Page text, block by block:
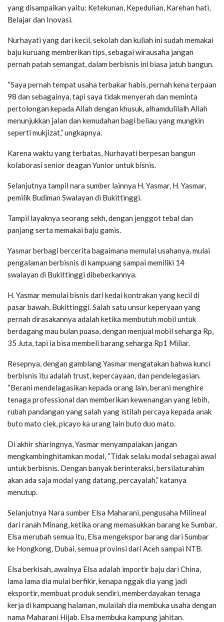
yang disampaikan yaitu: Ketekunan, Kepedulian, Karehan hati,
Belajar dan Inovasi.
Nurhayati yang dari kecil, sekolah dan kuliah ini sudah memakai
baju kuruang memberikan tips, sebagai wirausaha jangan
pernah patah semangat, dalam berbisnis ini biasa jatuh bangun.
“Saya pernah tempat usaha terbakar habis, pernah kena terpaan
98 dan sebagainya, tapi saya tidak menyerah dan meminta
pertolongan kepada Allah dengan khusuk, alhamdulilalh Allah
menunjukkan jalan dan kemudahan bagi beliau yang mungkin
seperti mukjizat,” ungkapnya.
Karena waktu yang terbatas, Nurhayati berpesan bangun
kolaborasi senior deagan Yunior untuk bisnis.
Selanjutnya tampil nara sumber lainnya H. Yasmar, H. Yasmar,
pemilik Budiman Swalayan di Bukittinggi.
Tampil layaknya seorang sekh, dengan jenggot tebal dan
panjang serta memakai baju gamis.
Yasmar berbagi bercerita bagaimana memulai usahanya, mulai
pengalaman berbisnis di kampuang sampai memiliki 14
swalayan di Bukittinggi dibeberkannya.
H. Yasmar memulai bisnis dari kedai kontrakan yang kecil di
pasar bawah, Bukittinggi. Salah satu unsur keperyaan yang
pernah dirasakannya adalah ketika membutuh mobil untuk
berdagang mau bulan puasa, dengan menjual mobil seharga Rp,
35 Juta, tapi ia bisa membeli barang seharga Rp1 Miliar.
Resepnya, dengan gamblang Yasmar mengatakan bahwa kunci
berbisnis itu adalah trust, kepercayaan, dan pendelegasian.
“Berani mendelagasikan kepada orang lain, berani menghire
tenaga professional dan memberikan kewenangan yang lebih,
rubah pandangan yang salah yang istilah percaya kepada anak
buto mato ciek, picayo ka urang lain buto duo mato.
Di akhir sharingnya, Yasmar menyampaiakan jangan
mengkambinghitamkan modal, “Tidak selalu modal sebagai awal
untuk berbisnis. Dengan banyak berinteraksi, bersilaturahim
akan ada saja modal yang datang, percayalah,” katanya
menutup.
Selanjutnya Nara sumber Elsa Maharani, pengusaha Milineal
dari ranah Minang, ketika orang memasukkan barang ke Sumbar,
Elsa merubah semua itu, Elsa mengekspor barang dari Sumbar
ke Hongkong, Dubai, semua provinsi dari Aceh sampai NTB.
Elsa berkisah, awalnya Elsa adalah importir baju dari China,
lama lama dia mulai berfikir, kenapa nggak dia yang jadi
eksportir, membuat produk sendiri, memberdayakan tenaga
kerja di kampuang halaman, mulailah dia membuka usaha dengan
nama Maharani Hijab. Elsa membuka kampung jahitan.